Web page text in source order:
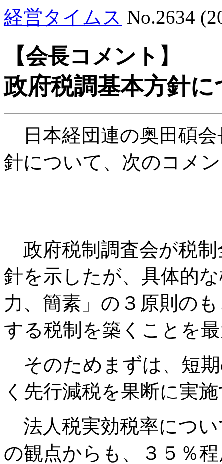
経営タイムス No.2634
【会長コメント】
政府税調基本方針に
日本経団連の奥田碩会
針について、次のコメ
政府税制調査会が税制
針を示したが、具体的
力、簡素」の３原則の
する税制を築くことを
そのためまずは、短
く先行減税を果断に実
法人税実効税率につい
の観点からも、３５％